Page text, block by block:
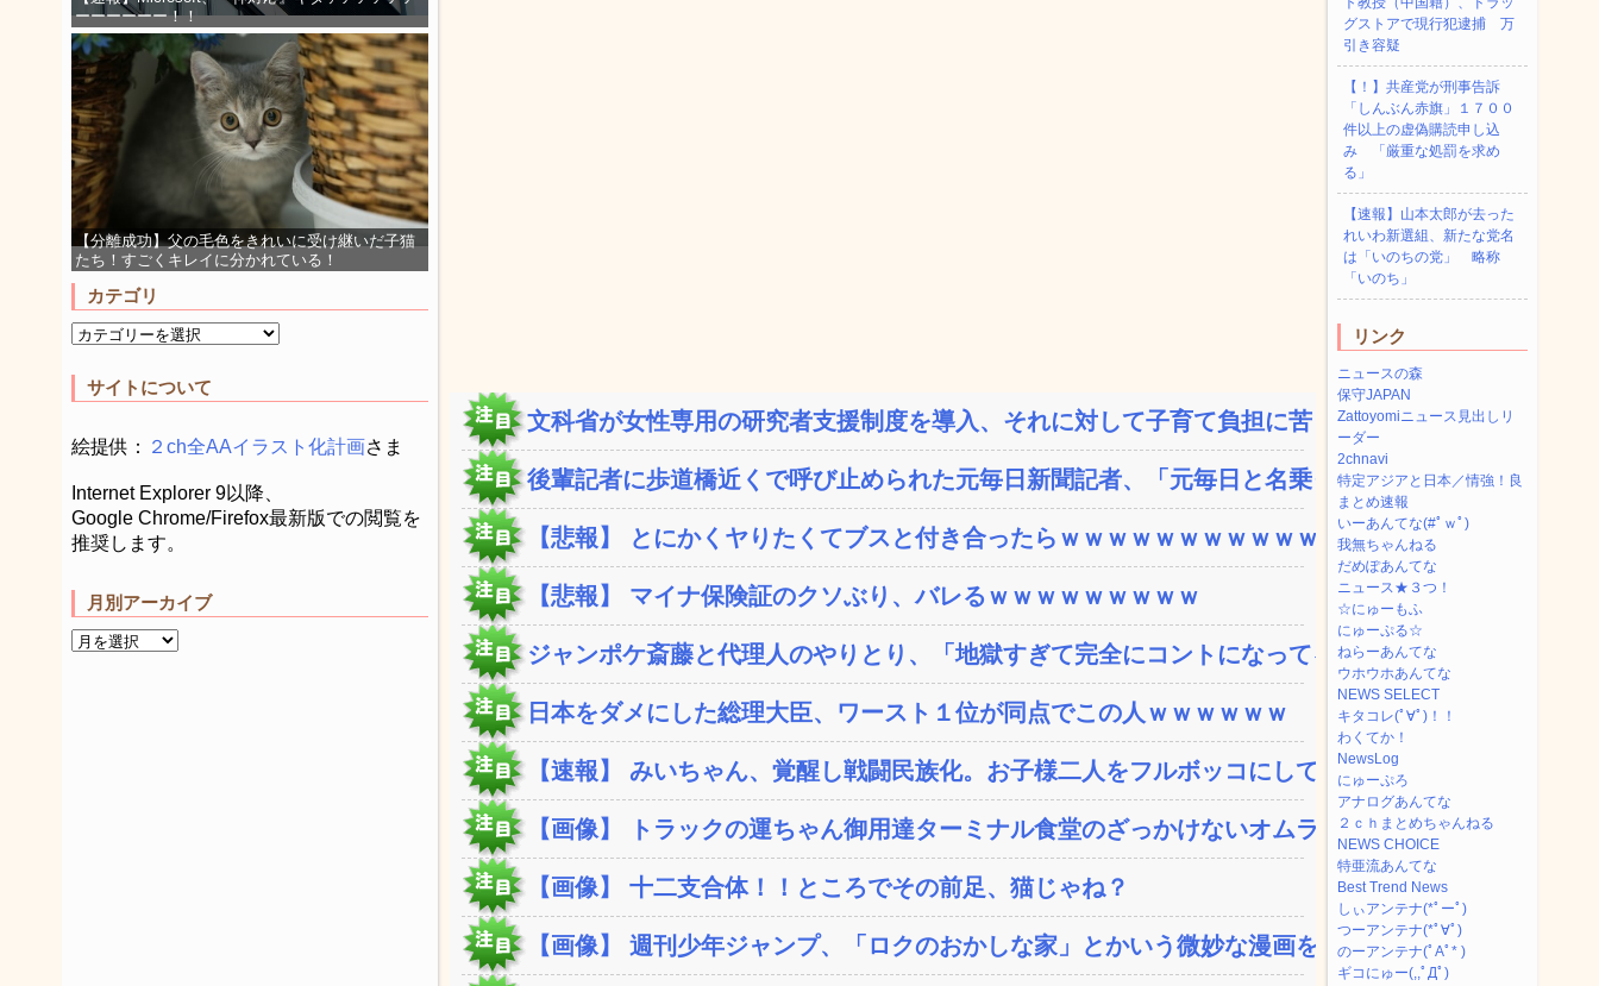
ーーーーーー！！
【分離成功】父の毛色をきれいに受け継いだ子猫
たち！すごくキレイに分かれている！
カテゴリ
サイトについて
絵提供： ２ch全AAイラスト化計画さま
Internet Explorer 9以降、
Google Chrome/Firefox最新版での閲覧を
推奨します。
月別アーカイブ
文科省が女性専用の研究者支援制度を導入、それに対して子育て負担に苦しむ...
後輩記者に歩道橋近くで呼び止められた元毎日新聞記者、「元毎日と名乗って...
【悲報】 とにかくヤりたくてブスと付き合ったらｗｗｗｗｗｗｗｗｗｗｗｗ...
【悲報】 マイナ保険証のクソぶり、バレるｗｗｗｗｗｗｗｗｗ
ジャンポケ斎藤と代理人のやりとり、「地獄すぎて完全にコントになってる…...
日本をダメにした総理大臣、ワースト１位が同点でこの人ｗｗｗｗｗｗ
【速報】 みいちゃん、覚醒し戦闘民族化。お子様二人をフルボッコにしてし...
【画像】 トラックの運ちゃん御用達ターミナル食堂のざっかけないオムライ...
【画像】 十二支合体！！ところでその前足、猫じゃね？
【画像】 週刊少年ジャンプ、「ロクのおかしな家」とかいう微妙な漫画を巻...
グストアで現行犯逮捕 万
引き容疑
【！】共産党が刑事告訴
「しんぶん赤旗」１７００
件以上の虚偽購読申し込
み 「厳重な処罰を求め
る」
【速報】山本太郎が去った
れいわ新選組、新たな党名
は「いのちの党」 略称
「いのち」
リンク
ニュースの森
保守JAPAN
Zattoyomiニュース見出しリ
ーダー
2chnavi
特定アジアと日本／情強！良
まとめ速報
いーあんてな(#ﾟｗﾟ)
我無ちゃんねる
だめぽあんてな
ニュース★３つ！
☆にゅーもふ
にゅーぷる☆
ねらーあんてな
ウホウホあんてな
NEWS SELECT
キタコレ(ﾟ∀ﾟ)！！
わくてか！
NewsLog
にゅーぷろ
アナログあんてな
２ｃｈまとめちゃんねる
NEWS CHOICE
特亜流あんてな
Best Trend News
しぃアンテナ(*ﾟーﾟ)
つーアンテナ(*ﾟ∀ﾟ)
のーアンテナ(ﾟAﾟ* )
ギコにゅー(,,ﾟДﾟ)